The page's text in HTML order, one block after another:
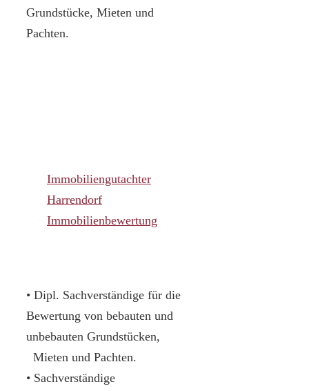
Grundstücke, Mieten und
Pachten.
Immobiliengutachter
Harrendorf
Immobilienbewertung
• Dipl. Sachverständige für die
Bewertung von bebauten und
unbebauten Grundstücken,
Mieten und Pachten.
• Sachverständige